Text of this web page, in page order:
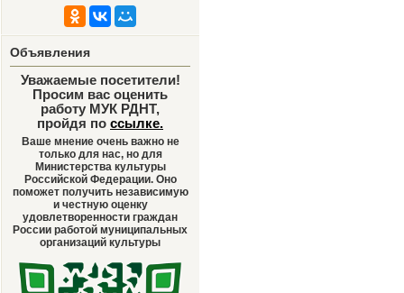
Объявления
Уважаемые посетители!
Просим вас оценить
работу МУК РДНТ,
пройдя по ссылке.
Ваше мнение очень важно не
только для нас, но для
Министерства культуры
Российской Федерации. Оно
поможет получить независимую
и честную оценку
удовлетворенности граждан
России работой муниципальных
организаций культуры